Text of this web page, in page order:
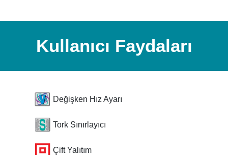
Kullanıcı Faydaları
Değişken Hız Ayarı
Tork Sınırlayıcı
Çift Yalıtım